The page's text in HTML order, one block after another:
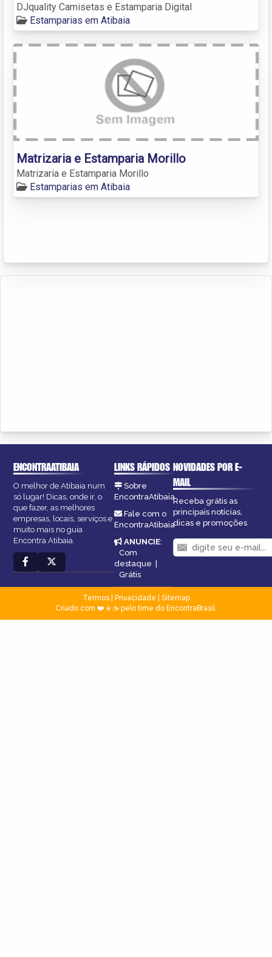
DJquality Camisetas e Estamparia Digital
Estamparias em Atibaia
Matrizaria e Estamparia Morillo
Matrizaria e Estamparia Morillo
Estamparias em Atibaia
ENCONTRAATIBAIA
O melhor de Atibaia num
só lugar! Dicas, onde ir, o
que fazer, as melhores
empresas, locais, serviços e
muito mais no guia
Encontra Atibaia.
LINKS RÁPIDOS
Sobre
EncontraAtibaia
Fale com o
EncontraAtibaia
ANUNCIE:
Com
destaque |
Grátis
NOVIDADES POR E-
MAIL
Receba grátis as
principais notícias,
dicas e promoções
Termos| Privacidade
Sitemap
Criado com ❤️ e ☕ pelo time do EncontraBrasil